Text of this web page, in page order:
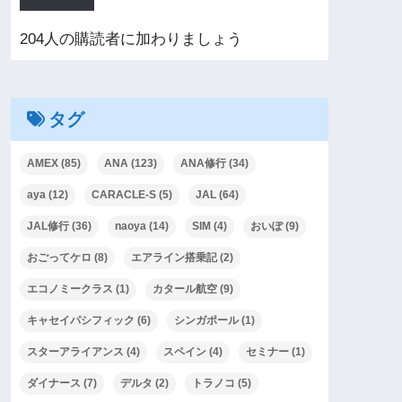
204人の購読者に加わりましょう
タグ
AMEX (85) ANA (123) ANA修行 (34)
aya (12) CARACLE-S (5) JAL (64)
JAL修行 (36) naoya (14) SIM (4) おいぽ(9)
おごってケロ (8) エアライン搭乗記(2)
エコノミークラス (1) カタール航空 (9)
キャセイパシフィック (6) シンガポール(1)
スターアライアンス (4) スペイン (4) セミナー (1)
ダイナース (7) デルタ (2) トラノコ (5)